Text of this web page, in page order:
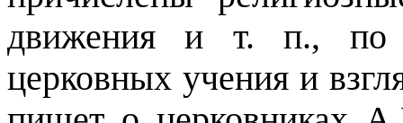
движения и т. п., по
церковных учения и